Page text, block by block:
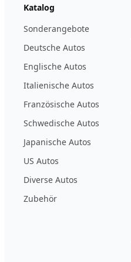
Katalog
Sonderangebote
Deutsche Autos
Englische Autos
Italienische Autos
Französische Autos
Schwedische Autos
Japanische Autos
US Autos
Diverse Autos
Zubehör